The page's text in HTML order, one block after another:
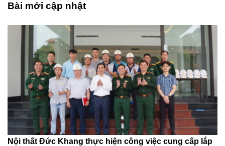
Bài mới cập nhật
Nội thất Đức Khang thực hiện công việc cung cấp lắp